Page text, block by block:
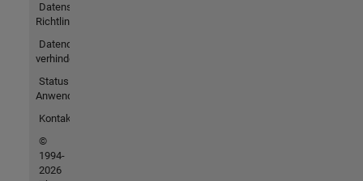
Datenschutz-
Richtlinien
Datendiebstahl
verhindern
Status von
Anwendungen
Kontakt
©
1994-
2026